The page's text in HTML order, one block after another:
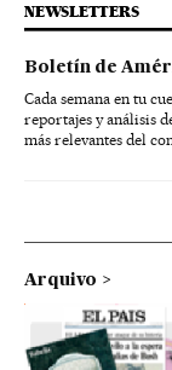
NEWSLETTERS
Boletín de
Cada semana en tu
reportajes y análisis
más relevantes del
Arquivo